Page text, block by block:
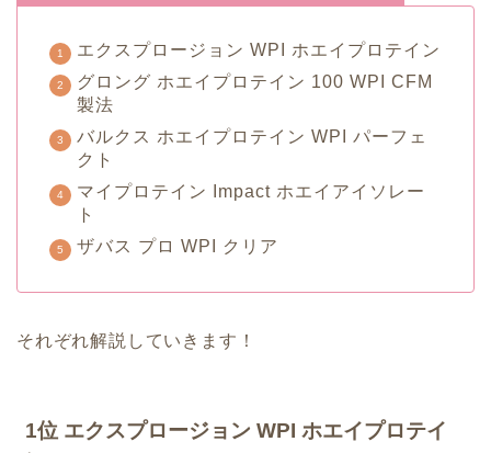
エクスプロージョン WPI ホエイプロテイン
グロング ホエイプロテイン 100 WPI CFM
製法
バルクス ホエイプロテイン WPI パーフェ
クト
マイプロテイン Impact ホエイアイソレー
ト
ザバス プロ WPI クリア
それぞれ解説していきます！
1位 エクスプロージョン WPI ホエイプロテイ